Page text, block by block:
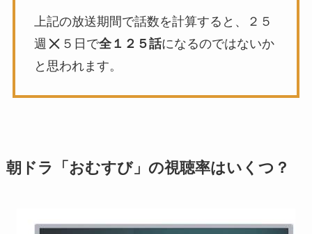
上記の放送期間で話数を計算すると、２５
週
５日で全１２５話になるのではないか
と思われます。
朝ドラ「おむすび」の視聴率はいくつ？